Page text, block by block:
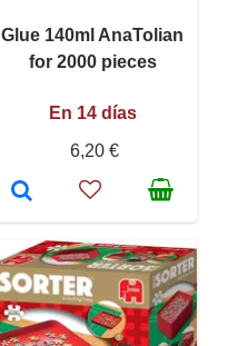
Glue 140ml AnaTolian
for 2000 pieces
En 14 días
6,20 €